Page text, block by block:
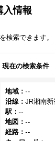
入情報
検索できます。
現在の検索条件
地域 ：--
沿線 ：JR湘南
駅 ：--
地図 ：--
経路 ：--